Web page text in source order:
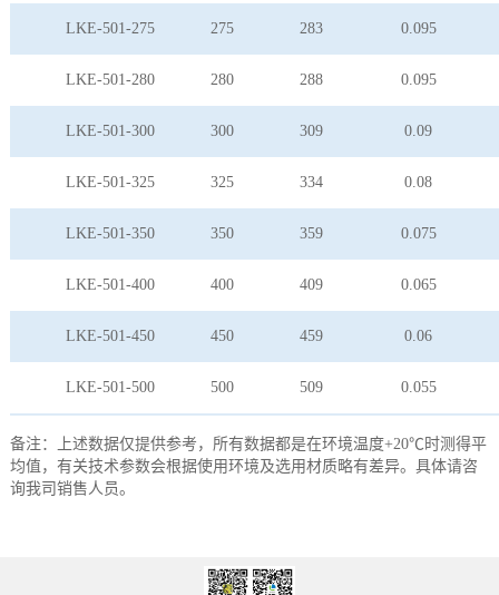
LKE-501-275 275 283 0.095
LKE-501-280 280 288 0.095
LKE-501-300 300 309 0.09
LKE-501-325 325 334 0.08
LKE-501-350 350 359 0.075
LKE-501-400 400 409 0.065
LKE-501-450 450 459 0.06
LKE-501-500 500 509 0.055
备注：上述数据仅提供参考，所有数据都是在环境温度+20℃时测得平
均值，有关技术参数会根据使用环境及选用材质略有差异。具体请咨
询我司销售人员。